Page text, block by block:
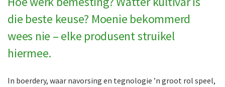
die beste keuse? Moenie bekommerd
wees nie – elke produsent struikel
hiermee.
In boerdery, waar navorsing en tegnologie ’n groot rol speel,